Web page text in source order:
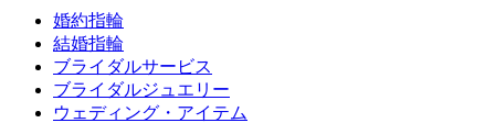
婚約指輪
結婚指輪
ブライダルサービス
ブライダルジュエリー
ウェディング・アイテム